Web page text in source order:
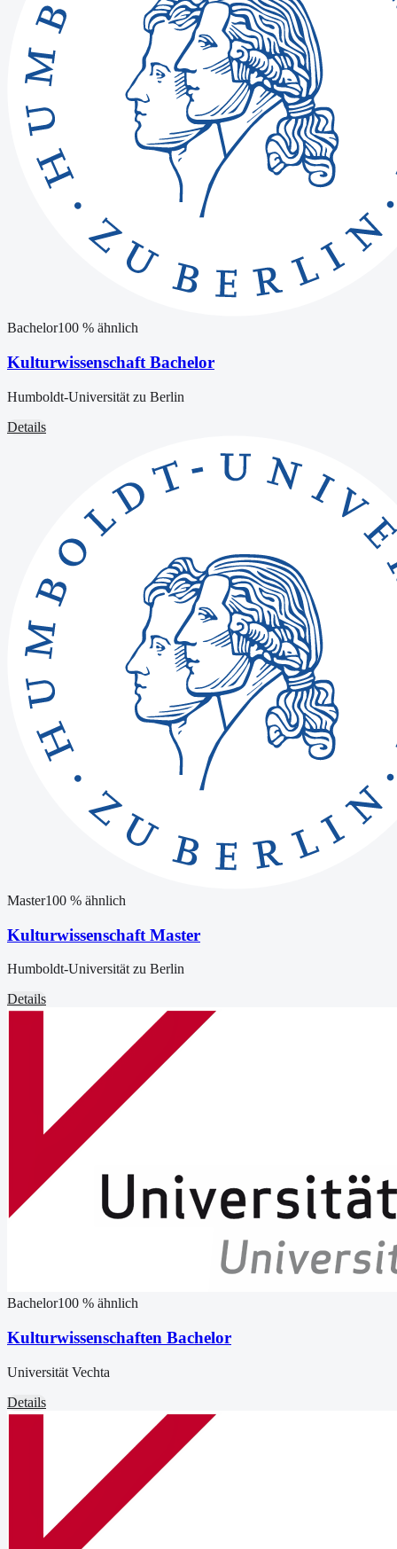
Bachelor100 % ähnlich
Kulturwissenschaft Bachelor
Humboldt-Universität zu Berlin
Details
Master100 % ähnlich
Kulturwissenschaft Master
Humboldt-Universität zu Berlin
Details
Bachelor100 % ähnlich
Kulturwissenschaften Bachelor
Universität Vechta
Details